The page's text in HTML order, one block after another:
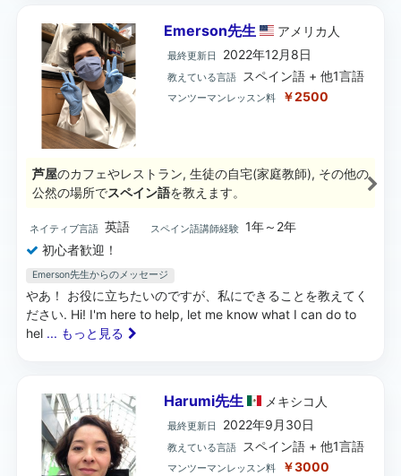
Emerson先生 アメリカ 人
最終更新日 2022年12月8日
教えている言語 スペイン語 + 他1言語
マンツーマンレッスン料 ￥2500
芦屋のカフェやレストラン, 生徒の自宅(家庭教師), その他の
公然の場所でスペイン語を教えます。
ネイティブ言語 英語 スペイン語講師経験 1年～2年
初心者歓迎！
Emerson先生からのメッセージ
やあ！ お役に立ちたいのですが、私にできることを教えてく
ださい. Hi! I'm here to help, let me know what I can do to
hel ... もっと見る
Harumi先生 メキシコ 人
最終更新日 2022年9月30日
教えている言語 スペイン語 + 他1言語
マンツーマンレッスン料 ￥3000